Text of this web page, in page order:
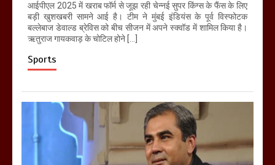
आईपीएल 2025 में खराब फॉर्म से जूझ रही चेन्नई सुपर किंग्स के फैंस के लिए
बड़ी खुशखबरी सामने आई है। टीम ने मुंबई इंडियंस के पूर्व विस्फोटक
बल्लेबाज डेवाल्ड ब्रेविस को बीच सीजन में अपने स्क्वॉड में शामिल किया है।
ऋतुराज गायकवाड़ के चोटिल होने […]
Sports